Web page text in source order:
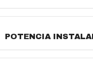
POTENCIA